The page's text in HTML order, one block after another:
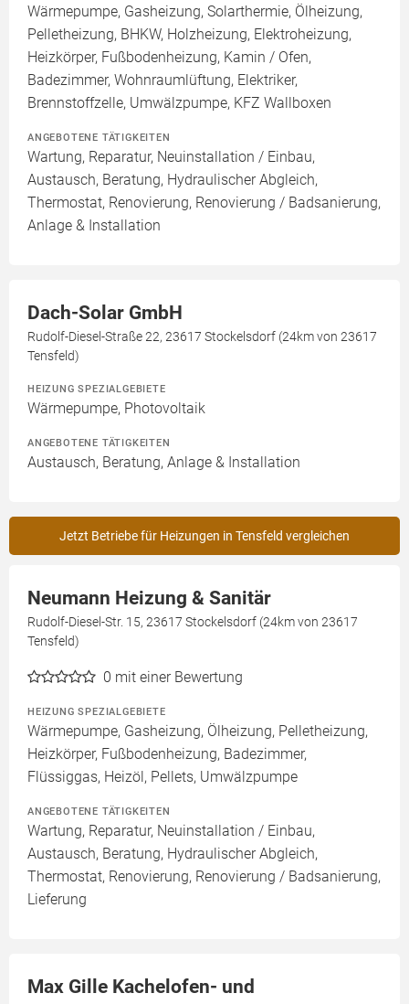
Wärmepumpe, Gasheizung, Solarthermie, Ölheizung,
Pelletheizung, BHKW, Holzheizung, Elektroheizung,
Heizkörper, Fußbodenheizung, Kamin / Ofen,
Badezimmer, Wohnraumlüftung, Elektriker,
Brennstoffzelle, Umwälzpumpe, KFZ Wallboxen
ANGEBOTENE TÄTIGKEITEN
Wartung, Reparatur, Neuinstallation / Einbau,
Austausch, Beratung, Hydraulischer Abgleich,
Thermostat, Renovierung, Renovierung / Badsanierung,
Anlage & Installation
Dach-Solar GmbH
Rudolf-Diesel-Straße 22, 23617 Stockelsdorf (24km von 23617
Tensfeld)
HEIZUNG SPEZIALGEBIETE
Wärmepumpe, Photovoltaik
ANGEBOTENE TÄTIGKEITEN
Austausch, Beratung, Anlage & Installation
Jetzt Betriebe für Heizungen in Tensfeld vergleichen
Neumann Heizung & Sanitär
Rudolf-Diesel-Str. 15, 23617 Stockelsdorf (24km von 23617
Tensfeld)
0 mit einer Bewertung
HEIZUNG SPEZIALGEBIETE
Wärmepumpe, Gasheizung, Ölheizung, Pelletheizung,
Heizkörper, Fußbodenheizung, Badezimmer,
Flüssiggas, Heizöl, Pellets, Umwälzpumpe
ANGEBOTENE TÄTIGKEITEN
Wartung, Reparatur, Neuinstallation / Einbau,
Austausch, Beratung, Hydraulischer Abgleich,
Thermostat, Renovierung, Renovierung / Badsanierung,
Lieferung
Max Gille Kachelofen- und